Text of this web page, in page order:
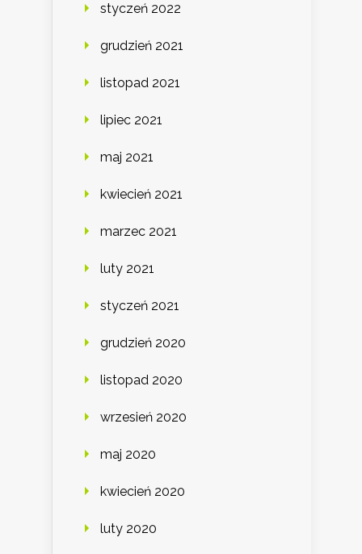
styczeń 2022
grudzień 2021
listopad 2021
lipiec 2021
maj 2021
kwiecień 2021
marzec 2021
luty 2021
styczeń 2021
grudzień 2020
listopad 2020
wrzesień 2020
maj 2020
kwiecień 2020
luty 2020